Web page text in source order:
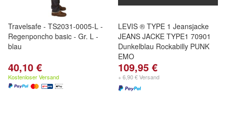
Travelsafe - TS2031-0005-L -
Regenponcho basic - Gr. L -
blau
40,10 €
Kostenloser Versand
LEVIS ® TYPE 1 Jeansjacke
JEANS JACKE TYPE1 70901
Dunkelblau Rockabilly PUNK
EMO
109,95 €
+ 6,90 € Versand